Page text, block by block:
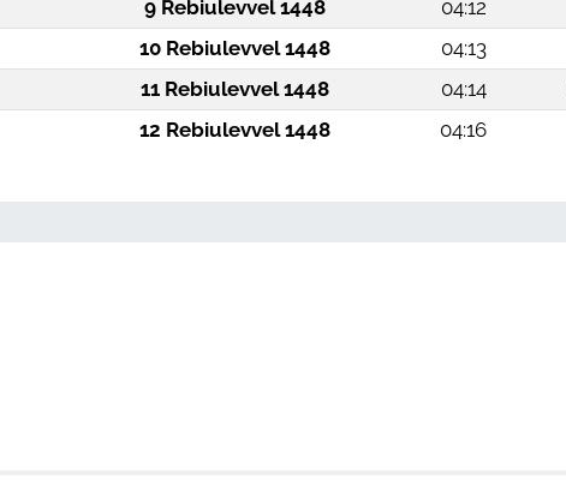
9 Rebiulevvel 1448 04:12
10 Rebiulevvel 1448 04:13
11 Rebiulevvel 1448 04:14
12 Rebiulevvel 1448 04:16